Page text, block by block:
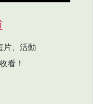
片、活動
看！